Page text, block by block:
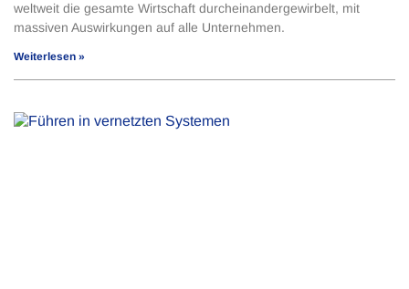
weltweit die gesamte Wirtschaft durcheinandergewirbelt, mit
massiven Auswirkungen auf alle Unternehmen.
Weiterlesen »